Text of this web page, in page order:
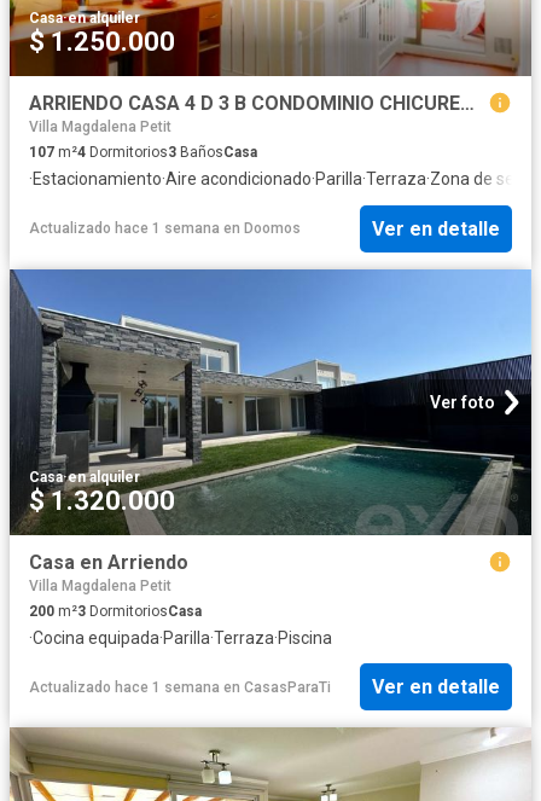
Casa·en alquiler
$ 1.250.000
ARRIENDO CASA 4 D 3 B CONDOMINIO CHICUREO NORTE
Villa Magdalena Petit
107 m²4 Dormitorios3 BañosCasa
·Estacionamiento·Aire acondicionado·Parilla·Terraza·Zona de
Actualizado hace 1 semana en Doomos Ver en detalle
Ver foto
Casa·en alquiler
$ 1.320.000
Casa en Arriendo
Villa Magdalena Petit
200 m²3 DormitoriosCasa
·Cocina equipada·Parilla·Terraza·Piscina
Actualizado hace 1 semana en CasasParaTi Ver en detalle